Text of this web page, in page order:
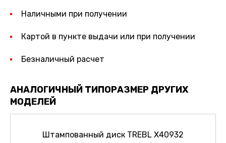
Наличными при получении
Картой в пункте выдачи или при получении
Безналичный расчет
АНАЛОГИЧНЫЙ ТИПОРАЗМЕР ДРУГИХ
МОДЕЛЕЙ
Штампованный диск TREBL X40932